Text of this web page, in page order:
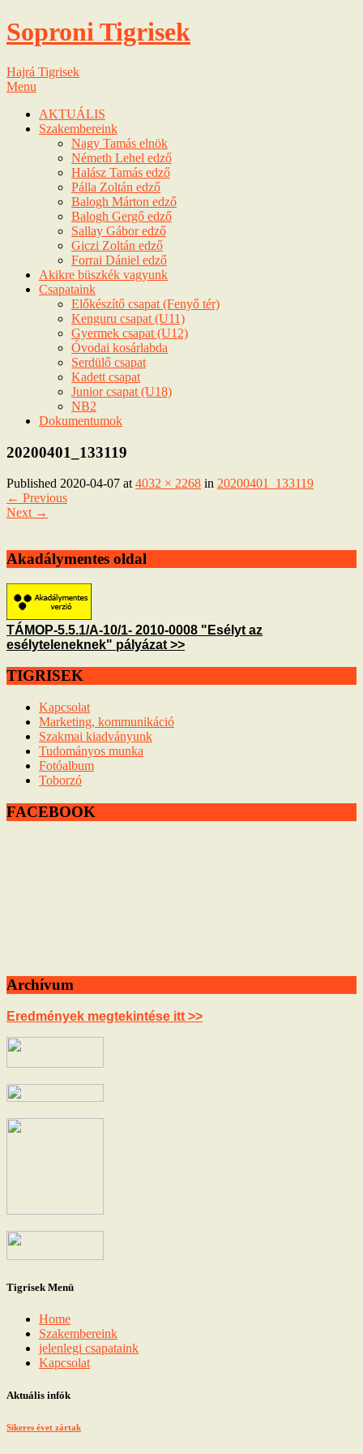
Soproni Tigrisek
Hajrá Tigrisek
Menu
AKTUÁLIS
Szakembereink
Nagy Tamás elnök
Németh Lehel edző
Halász Tamás edző
Pálla Zoltán edző
Balogh Márton edző
Balogh Gergő edző
Sallay Gábor edző
Giczi Zoltán edző
Forrai Dániel edző
Akikre büszkék vagyunk
Csapataink
Előkészítő csapat (Fenyő tér)
Kenguru csapat (U11)
Gyermek csapat (U12)
Óvodai kosárlabda
Serdülő csapat
Kadett csapat
Junior csapat (U18)
NB2
Dokumentumok
20200401_133119
Published 2020-04-07 at 4032 × 2268 in 20200401_133119
← Previous
Next →
Akadálymentes oldal
TÁMOP-5.5.1/A-10/1- 2010-0008 "Esélyt az
esélyteleneknek" pályázat >>
TIGRISEK
Kapcsolat
Marketing, kommunikáció
Szakmai kiadványunk
Tudományos munka
Fotóalbum
Toborzó
FACEBOOK
Archívum
Eredmények megtekintése itt >>
Tigrisek Menü
Home
Szakembereink
jelenlegi csapataink
Kapcsolat
Aktuális infók
Sikeres évet zártak